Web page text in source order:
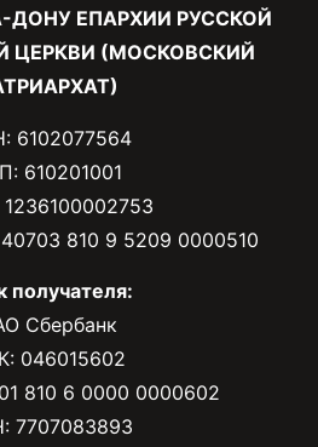
ЕПАРХИИ РУССКОЙ
ЦЕРКВИ (МОСКОВСКИЙ
6102077564
610201001
810 9 5209 0000510
получателя:
Сбербанк
046015602
810 6 0000 0000602
7707083893